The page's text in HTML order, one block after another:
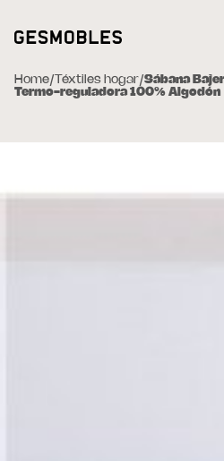
Home/ Téxtiles hogar/Sábana
Termo-reguladora 100% Algodón